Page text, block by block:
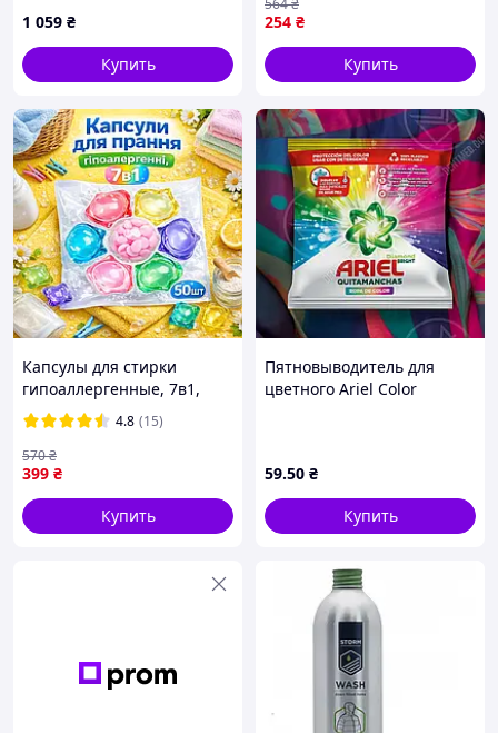
1 059 ₴
Купить
254 ₴
564₴
Купить
Капсулы для стирки
гипоаллергенные, 7в1,
50шт / Гель капсулы для
стирки одежды / Набор
капсул для стирки
4.8 (15)
399 ₴
570₴
Купить
Пятновыводитель для
цветного Ariel Color
59.50 ₴
Купить